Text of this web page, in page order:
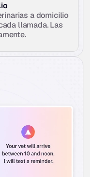
a domicilio
llamada. Las